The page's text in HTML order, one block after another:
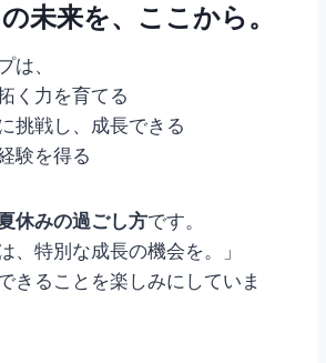
未来を、ここから。
は、
く力を育てる
挑戦し、成長できる
験を得る
休みの過ごし方です。
、特別な成長の機会を。」
きることを楽しみにしていま